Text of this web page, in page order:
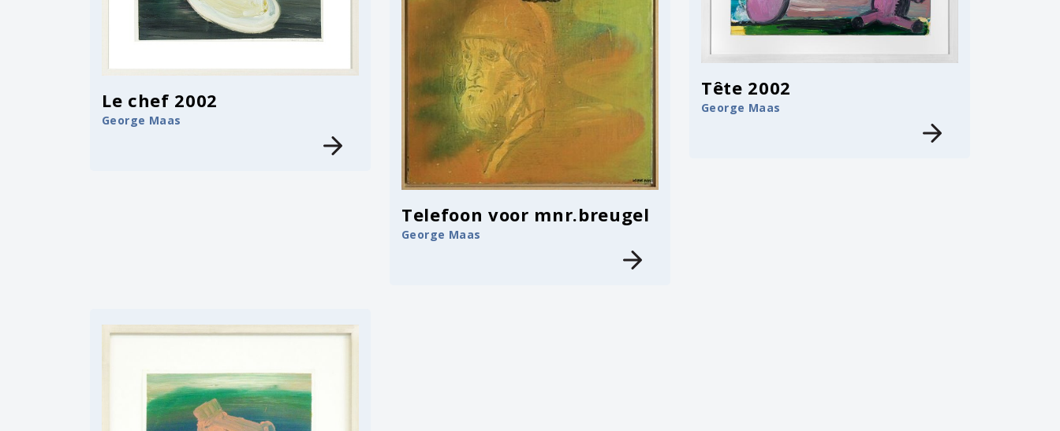
Le chef 2002
George Maas
Telefoon voor mnr.breugel
George Maas
Tête 2002
George Maas